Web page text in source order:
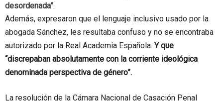
desordenada”.
Además, expresaron que el lenguaje inclusivo usado por la
abogada Sánchez, les resultaba confuso y no se encontraba
autorizado por la Real Academia Española.Y que
“discrepaban absolutamente con la corriente ideológica
denominada perspectiva de género”.
La resolución de la Cámara Nacional de Casación Penal